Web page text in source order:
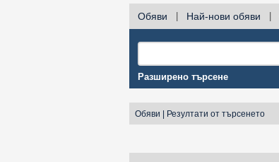
Обяви Най-нови обяви
Разширено търсене
Обяви Резултати от търсенето